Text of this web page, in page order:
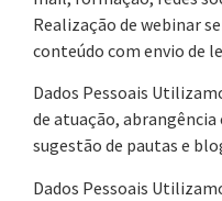
Realização de webinar
conteúdo com envio de
Dados Pessoais
de atuação, abrangência
sugestão de pautas e
Dados Pessoais